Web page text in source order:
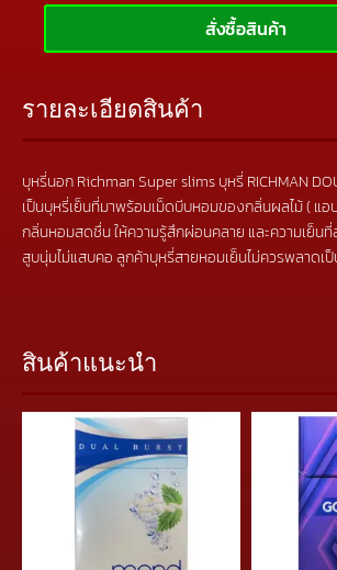
สั่งซื้อสินค้า
รายละเอียดสินค้า
บุหรี่นอก Richman Super slims บุหรี่ RICHMAN
เป็นบุหรี่เย็นที่มาพร้อมเม็ดบีบหอมของกลิ่นผลไม้ ( แอ
กลิ่นหอมสดชื่น ให้ความรู้สึกผ่อนคลาย และความเย็น
สูบนุ่มไม่แสบคอ ลูกค้าบุหรี่สายหอมเย็นไม่ควรพลาดเ
สินค้าแนะนำ